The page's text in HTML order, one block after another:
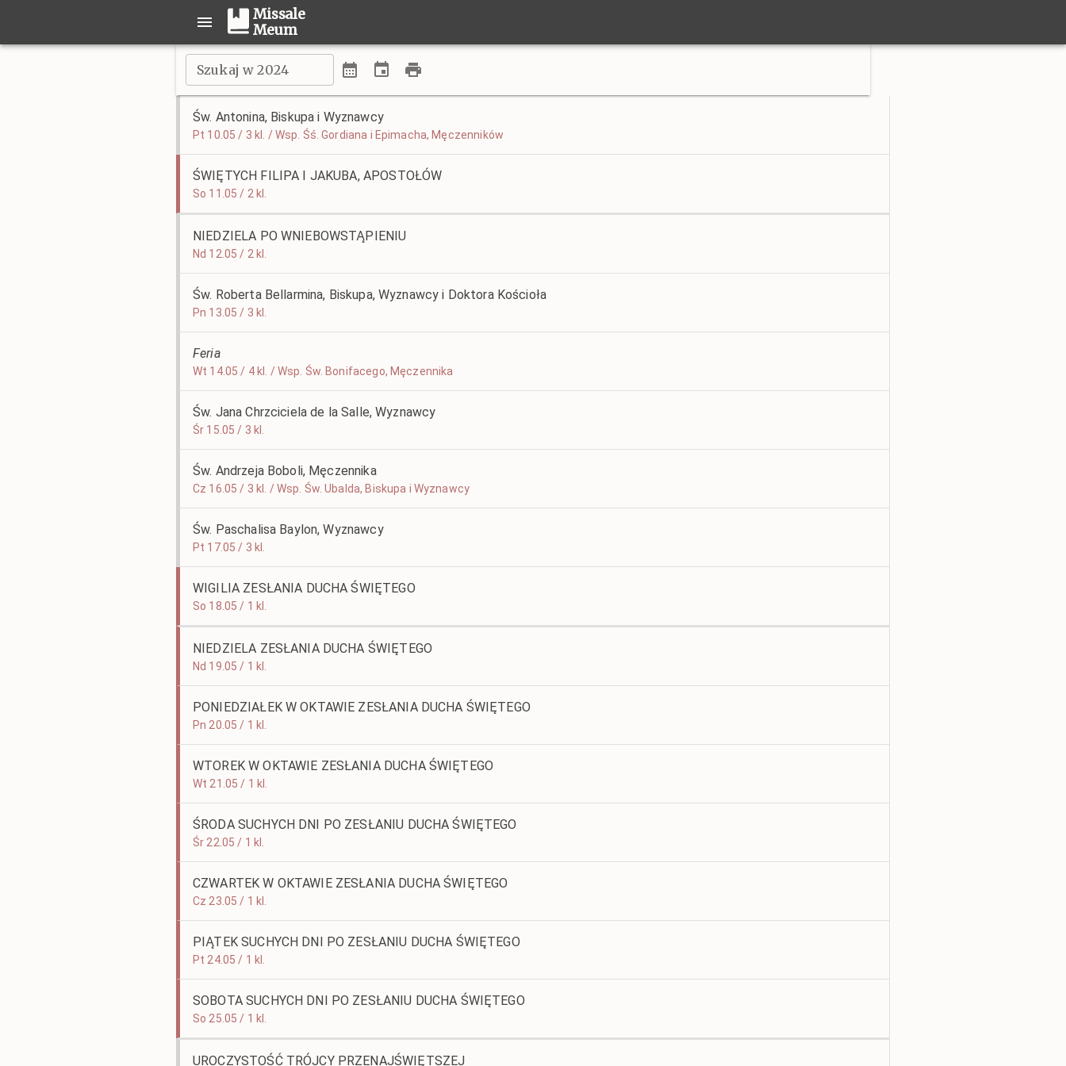
Missale
Meum
Szukaj w 2024
Św. Antonina, Biskupa i Wyznawcy
Pt 10.05 / 3 kl. / Wsp. Śś. Gordiana i Epimacha, Męczenników
ŚWIĘTYCH FILIPA I JAKUBA, APOSTOŁÓW
So 11.05 / 2 kl.
NIEDZIELA PO WNIEBOWSTĄPIENIU
Nd 12.05 / 2 kl.
Św. Roberta Bellarmina, Biskupa, Wyznawcy i Doktora Kościoła
Pn 13.05 / 3 kl.
Feria
Wt 14.05 / 4 kl. / Wsp. Św. Bonifacego, Męczennika
Św. Jana Chrzciciela de la Salle, Wyznawcy
Śr 15.05 / 3 kl.
Św. Andrzeja Boboli, Męczennika
Cz 16.05 / 3 kl. / Wsp. Św. Ubalda, Biskupa i Wyznawcy
Św. Paschalisa Baylon, Wyznawcy
Pt 17.05 / 3 kl.
WIGILIA ZESŁANIA DUCHA ŚWIĘTEGO
So 18.05 / 1 kl.
NIEDZIELA ZESŁANIA DUCHA ŚWIĘTEGO
Nd 19.05 / 1 kl.
PONIEDZIAŁEK W OKTAWIE ZESŁANIA DUCHA ŚWIĘTEGO
Pn 20.05 / 1 kl.
WTOREK W OKTAWIE ZESŁANIA DUCHA ŚWIĘTEGO
Wt 21.05 / 1 kl.
ŚRODA SUCHYCH DNI PO ZESŁANIU DUCHA ŚWIĘTEGO
Śr 22.05 / 1 kl.
CZWARTEK W OKTAWIE ZESŁANIA DUCHA ŚWIĘTEGO
Cz 23.05 / 1 kl.
PIĄTEK SUCHYCH DNI PO ZESŁANIU DUCHA ŚWIĘTEGO
Pt 24.05 / 1 kl.
SOBOTA SUCHYCH DNI PO ZESŁANIU DUCHA ŚWIĘTEGO
So 25.05 / 1 kl.
UROCZYSTOŚĆ TRÓJCY PRZENAJŚWIĘTSZEJ